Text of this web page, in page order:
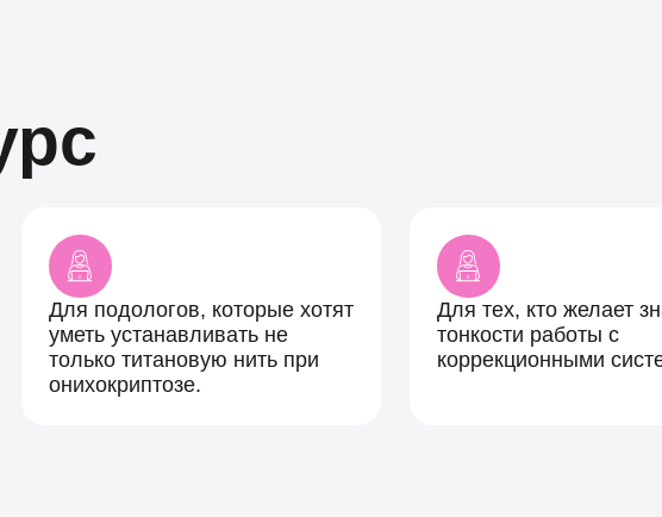
Для подологов, которые хотят
уметь устанавливать не
только титановую нить при
онихокриптозе.
Для тех, кто желает
тонкости работы с
коррекционными